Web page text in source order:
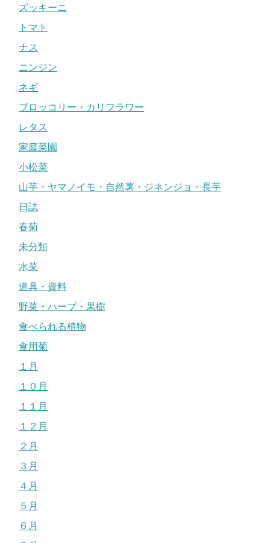
ズッキーニ
トマト
ナス
ニンジン
ネギ
ブロッコリー・カリフラワー
レタス
家庭菜園
小松菜
山芋・ヤマノイモ・自然薯・ジネンジョ・長芋
日誌
春菊
未分類
水菜
道具・資料
野菜・ハーブ・果樹
食べられる植物
食用菊
１月
１０月
１１月
１２月
２月
３月
４月
５月
６月